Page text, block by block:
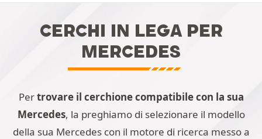
CERCHI IN LEGA PER
MERCEDES
Pertrovare il cerchione compatibile con la sua
Mercedes, la preghiamo di selezionare il modello
della sua Mercedes con il motore di ricerca messo a